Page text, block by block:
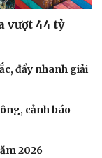
vượt 44 tỷ
đẩy nhanh giải
cảnh báo
2026